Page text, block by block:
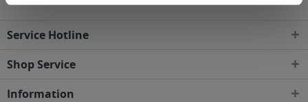
Service Hotline
Shop Service
Information